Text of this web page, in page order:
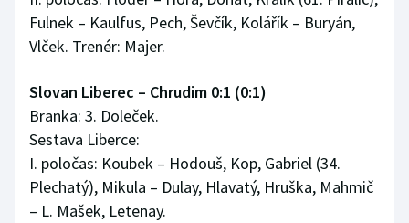
Fulnek – Kaulfus, Pech, Ševčík, Kolářík – Buryán,
Vlček. Trenér: Majer.
Slovan Liberec – Chrudim 0:1 (0:1)
Branka: 3. Doleček.
Sestava Liberce:
I. poločas: Koubek – Hodouš, Kop, Gabriel (34.
Plechatý), Mikula – Dulay, Hlavatý, Hruška, Mahmič
– L. Mašek, Letenay.